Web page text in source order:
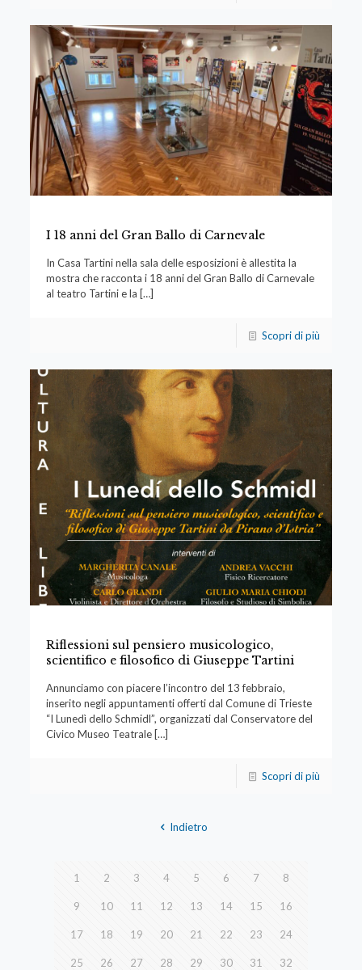
I 18 anni del Gran Ballo di Carnevale
In Casa Tartini nella sala delle esposizioni è allestita la
mostra che racconta i 18 anni del Gran Ballo di Carnevale
al teatro Tartini e la […]
Scopri di più
Riflessioni sul pensiero musicologico,
scientifico e filosofico di Giuseppe Tartini
Annunciamo con piacere l’incontro del 13 febbraio,
inserito negli appuntamenti offerti dal Comune di Trieste
“I Lunedì dello Schmidl”, organizzati dal Conservatore del
Civico Museo Teatrale[…]
Scopri di più
Indietro
1 2 3 4 5 6 7 8
9 10 11 12 13 14 15 16
17 18 19 20 21 22 23 24
25 26 27 28 29 30 31 32